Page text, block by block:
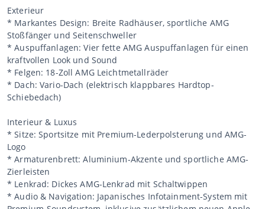
Exterieur
* Markantes Design: Breite Radhäuser, sportliche AMG
Stoßfänger und Seitenschweller
* Auspuffanlagen: Vier fette AMG Auspuffanlagen für einen
kraftvollen Look und Sound
* Felgen: 18-Zoll AMG Leichtmetallräder
* Dach: Vario-Dach (elektrisch klappbares Hardtop-
Schiebedach)
Interieur & Luxus
* Sitze: Sportsitze mit Premium-Lederpolsterung und AMG-
Logo
* Armaturenbrett: Aluminium-Akzente und sportliche AMG-
Zierleisten
* Lenkrad: Dickes AMG-Lenkrad mit Schaltwippen
* Audio & Navigation: Japanisches Infotainment-System mit